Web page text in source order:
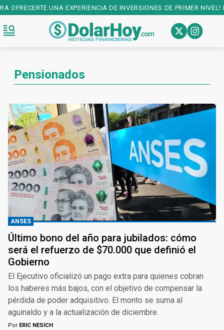
DE INVERSIONES DE PRIMER NIVEL! DESCARGALA EN: PLAY
Pensionados
ANSES
Último bono del año para jubilados: cómo
será el refuerzo de $70.000 que definió el
Gobierno
El Ejecutivo oficializó un pago extra para quienes cobran
los haberes más bajos, con el objetivo de compensar la
pérdida de poder adquisitivo. El monto se suma al
aguinaldo y a la actualización de diciembre.
Por ERIC NESICH